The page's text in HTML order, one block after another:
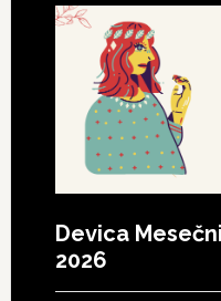
Devica
2026